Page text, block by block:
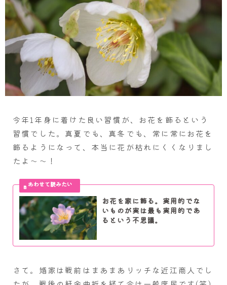
今年1年身に着けた良い習慣が、お花を飾るという
習慣でした。真夏でも、真冬でも、常に常にお花を
飾るようになって、本当に花が枯れにくくなりまし
たよ～～！
お花を家に飾る。実用的でな
いものが実は最も実用的であ
るという不思議。
さて。婚家は戦前はまあまあリッチな近江商人でし